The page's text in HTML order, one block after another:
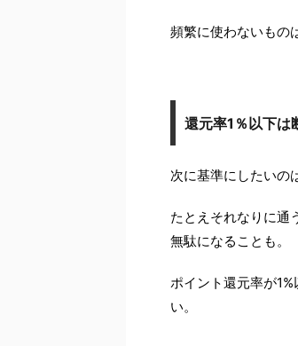
頻繁に使わないもの
還元率1％以下は
次に基準にしたいの
たとえそれなりに通
無駄になることも。
ポイント還元率が
い。